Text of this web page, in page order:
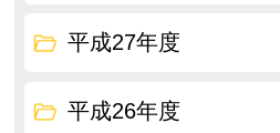
平成27年度
平成26年度